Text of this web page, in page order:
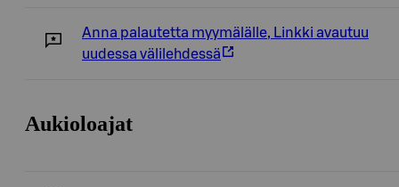
Anna palautetta myymälälle, Linkki avautuu
uudessa välilehdessä
Aukioloajat